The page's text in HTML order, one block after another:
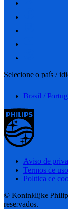
Selecione o país /
Brasil /
Aviso de
Termos de uso
Política de
© Koninklijke
reservados.